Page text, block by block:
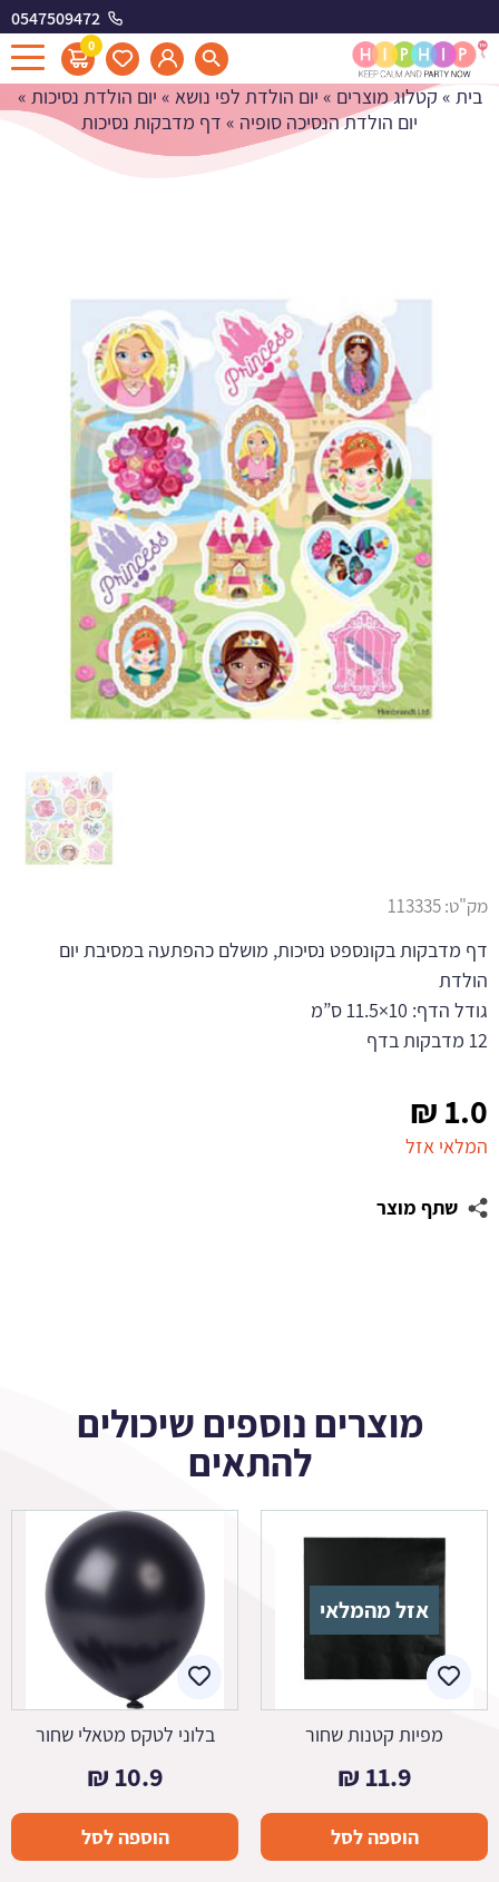
0547509472
0
דף מדבקות נסיכות
בית » קטלוג מוצרים » יום הולדת לפי נושא » יום הולדת נסיכות »
יום הולדת הנסיכה סופיה » דף מדבקות נסיכות
1.0
₪
המלאי אזל
שתף מוצר
מק"ט:113335
דף מדבקות בקונספט נסיכות, מושלם כהפתעה במסיבת יום
הולדת
גודל הדף: 10×11.5 ס”מ
12 מדבקות בדף
מוצרים נוספים שיכולים
להתאים
אזל מהמלאי
מפיות קטנות שחור
11.9
₪
הוספה לסל
בלוני לטקס מטאלי שחור
10.9
₪
הוספה לסל